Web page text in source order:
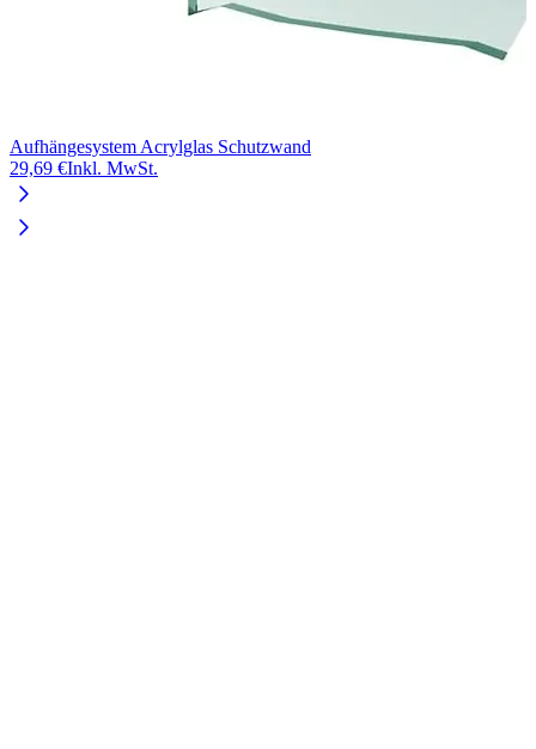
Aufhängesystem Acrylglas Schutzwand
29,69 €Inkl. MwSt.